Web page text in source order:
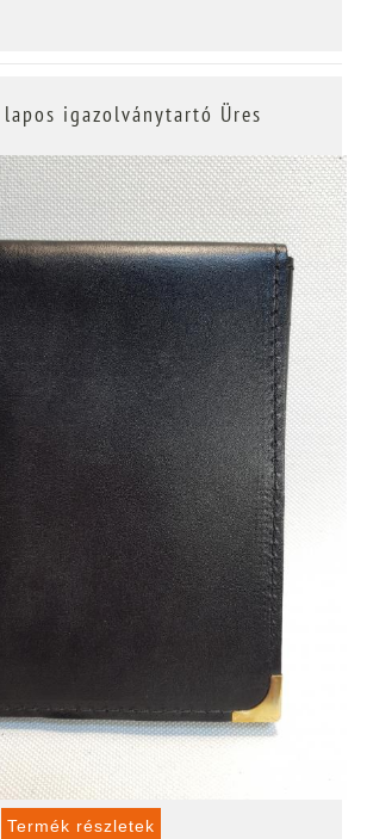
igazolványtartó Üres
Termék részletek